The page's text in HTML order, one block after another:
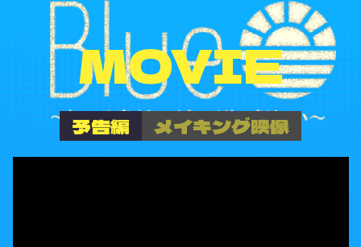
MOVIE
予告編 メイキング映像